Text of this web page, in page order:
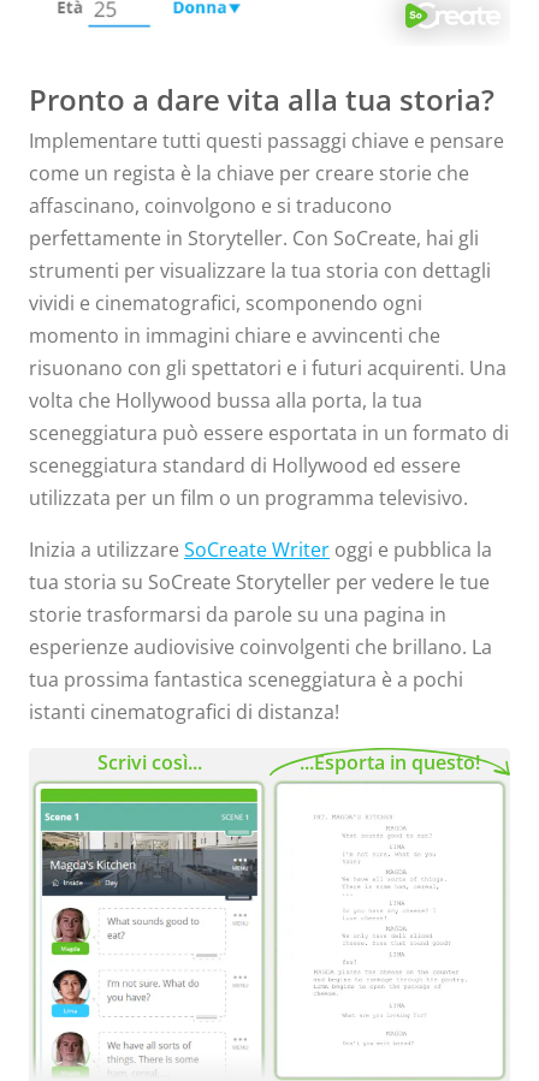
Pronto a dare vita alla tua storia?
Implementare tutti questi passaggi chiave e pensare
come un regista è la chiave per creare storie che
affascinano, coinvolgono e si traducono
perfettamente in Storyteller. Con SoCreate, hai gli
strumenti per visualizzare la tua storia con dettagli
vividi e cinematografici, scomponendo ogni
momento in immagini chiare e avvincenti che
risuonano con gli spettatori e i futuri acquirenti. Una
volta che Hollywood bussa alla porta, la tua
sceneggiatura può essere esportata in un formato di
sceneggiatura standard di Hollywood ed essere
utilizzata per un film o un programma televisivo.
Inizia a utilizzare SoCreate Writer oggi e pubblica la
tua storia su SoCreate Storyteller per vedere le tue
storie trasformarsi da parole su una pagina in
esperienze audiovisive coinvolgenti che brillano. La
tua prossima fantastica sceneggiatura è a pochi
istanti cinematografici di distanza!
Scrivi così... ...Esporta in questo!